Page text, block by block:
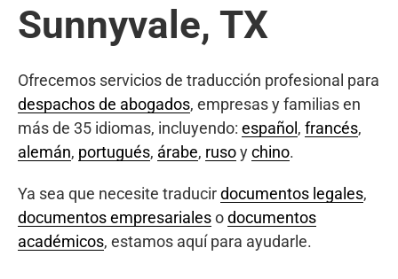
Sunnyvale, TX
Ofrecemos servicios de traducción profesional para
despachos de abogados, empresas y familias en
más de 35 idiomas, incluyendo: español , francés,
alemán, portugués, árabe, rusoychino.
Ya sea que necesite traducirdocumentos legales,
documentos empresarialesodocumentos
académicos, estamos aquí para ayudarle.